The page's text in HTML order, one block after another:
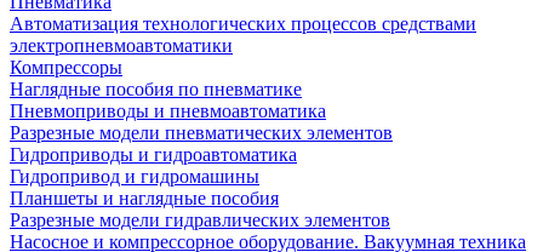
Автоматизация технологических процессов средствами
электропневмоавтоматики
Компрессоры
Наглядные пособия по пневматике
Пневмоприводы и пневмоавтоматика
Разрезные модели пневматических элементов
Гидроприводы и гидроавтоматика
Гидропривод и гидромашины
Планшеты и наглядные пособия
Разрезные модели гидравлических элементов
Насосное и компрессорное оборудование. Вакуумная техника